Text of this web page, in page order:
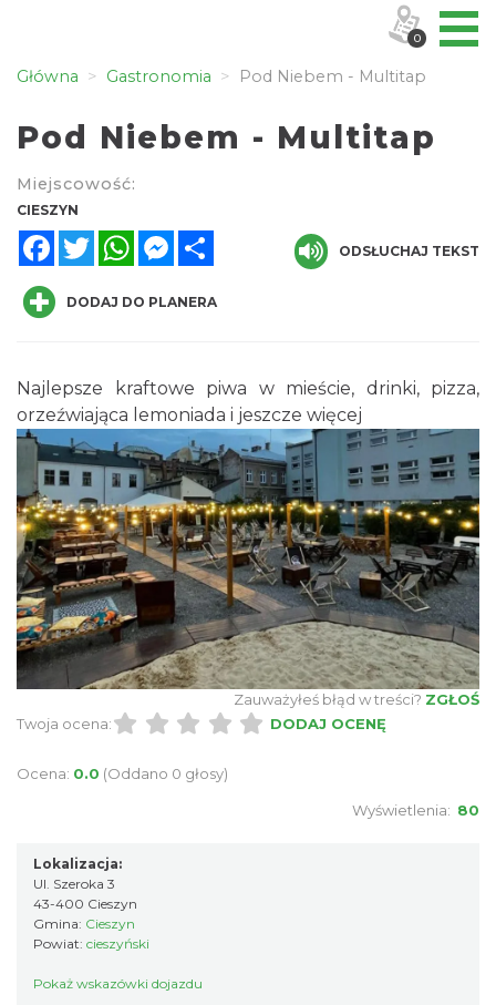
Główna Gastronomia Pod Niebem - Multitap
Pod Niebem - Multitap
Miejscowość:
CIESZYN
FacebookTwitterWhatsAppMessenger
ODSŁUCHAJ TEKST
DODAJ DO PLANERA
Najlepsze kraftowe piwa w mieście, drinki, pizza,
orzeźwiająca lemoniada i jeszcze więcej
Zauważyłeś błąd w treści? ZGŁOŚ
Twoja ocena:
DODAJ OCENĘ
Ocena: 0.0 (Oddano 0 głosy)
Wyświetlenia: 80
Lokalizacja:
Ul. Szeroka 3
43-400 Cieszyn
Gmina: Cieszyn
Powiat: cieszyński
Pokaż wskazówki dojazdu
0